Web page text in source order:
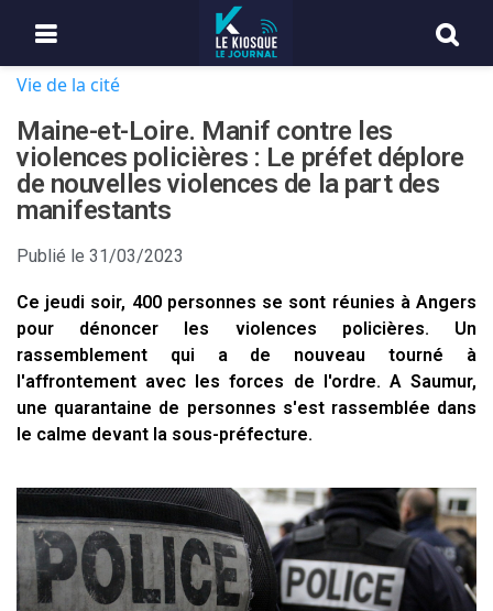
Vie de la cité
Maine-et-Loire. Manif contre les
violences policières : Le préfet déplore
de nouvelles violences de la part des
manifestants
Publié le 31/03/2023
Ce jeudi soir, 400 personnes se sont réunies à Angers
pour dénoncer les violences policières. Un
rassemblement qui a de nouveau tourné à
l'affrontement avec les forces de l'ordre. A Saumur,
une quarantaine de personnes s'est rassemblée dans
le calme devant la sous-préfecture.